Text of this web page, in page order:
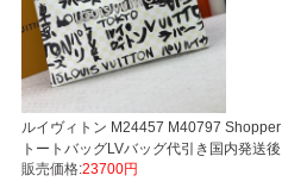
ルイヴィトン M24457 M40797 Shopper
トートバッグLVバッグ代引き国内発送後
払い通販信用できる
販売価格:23700円